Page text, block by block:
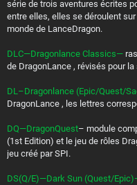
série de trois aventures écrites
entre elles, elles se déroulent
monde de LanceDragon.
DLC—Dragonlance Classics—
de DragonLance , révisés pour la
DL–Dragonlance (Epic/Quest/
DragonLance , les lettres
DQ—DragonQuest– module
(1st Edition) et le jeu de rôles
jeu créé par SPI.
DS(Q/E)—Dark Sun (Quest/